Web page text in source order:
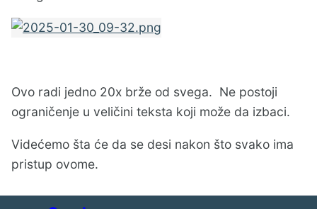
Ovo radi jedno 20x brže od svega. Ne postoji
ograničenje u veličini teksta koji može da izbaci.
Videćemo šta će da se desi nakon što svako ima
pristup ovome.